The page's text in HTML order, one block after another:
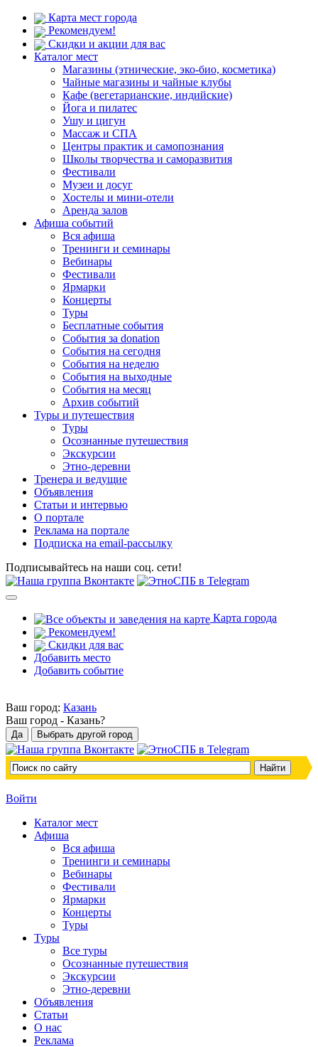
Карта мест города
Рекомендуем!
Скидки и акции для вас
Каталог мест
Магазины (этнические, эко-био, косметика)
Чайные магазины и чайные клубы
Кафе (вегетарианские, индийские)
Йога и пилатес
Ушу и цигун
Массаж и СПА
Центры практик и самопознания
Школы творчества и саморазвития
Фестивали
Музеи и досуг
Хостелы и мини-отели
Аренда залов
Афиша событий
Вся афиша
Тренинги и семинары
Вебинары
Фестивали
Ярмарки
Концерты
Туры
Бесплатные события
События за donation
События на сегодня
События на неделю
События на выходные
События на месяц
Архив событий
Туры и путешествия
Туры
Осознанные путешествия
Экскурсии
Этно-деревни
Тренера и ведущие
Объявления
Статьи и интервью
О портале
Реклама на портале
Подписка на email-рассылку
Подписывайтесь на наши соц. сети!
Карта города
Рекомендуем!
Скидки для вас
Добавить место
Добавить событие
Ваш город: Казань
Ваш город - Казань?
Войти
Каталог мест
Афиша
Вся афиша
Тренинги и семинары
Вебинары
Фестивали
Ярмарки
Концерты
Туры
Туры
Все туры
Осознанные путешествия
Экскурсии
Этно-деревни
Объявления
Статьи
О нас
Реклама